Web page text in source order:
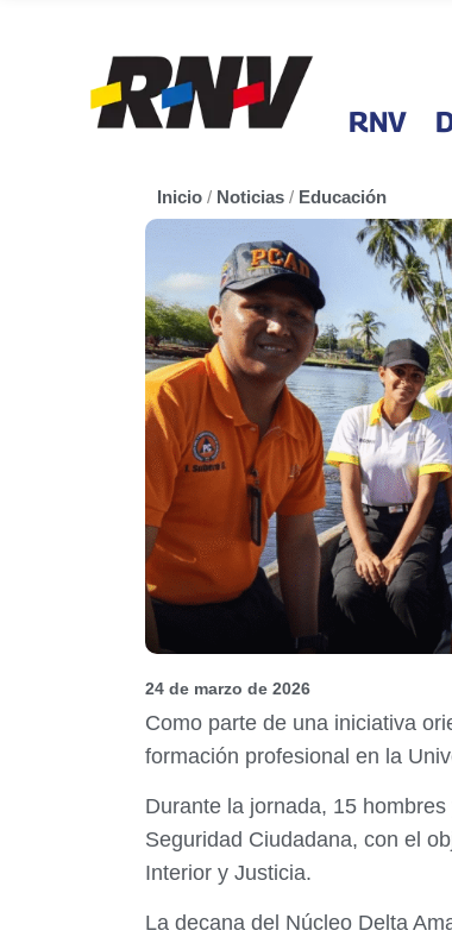
RNV
Inicio / Noticias / Educación
24 de marzo de 2026
Como parte de una iniciativa
formación profesional en la
Durante la jornada, 15
Seguridad Ciudadana, con el
Interior y Justicia.
La decana del Núcleo Delta